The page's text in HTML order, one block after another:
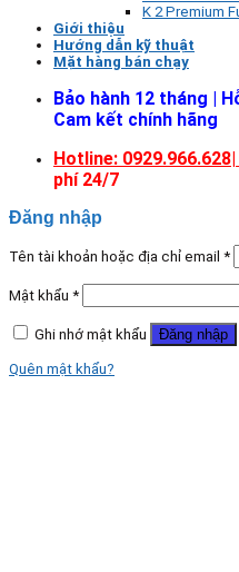
K 2 Premium
Giới thiệu
Hướng dẫn kỹ thuật
Mặt hàng bán chạy
Bảo hành 12 tháng |
Cam kết chính hãng
Hotline: 0929.966.628|
phí 24/7
Đăng nhập
Tên tài khoản hoặc địa chỉ email *
Mật khẩu *
Ghi nhớ mật khẩu Đăng nhập
Quên mật khẩu?